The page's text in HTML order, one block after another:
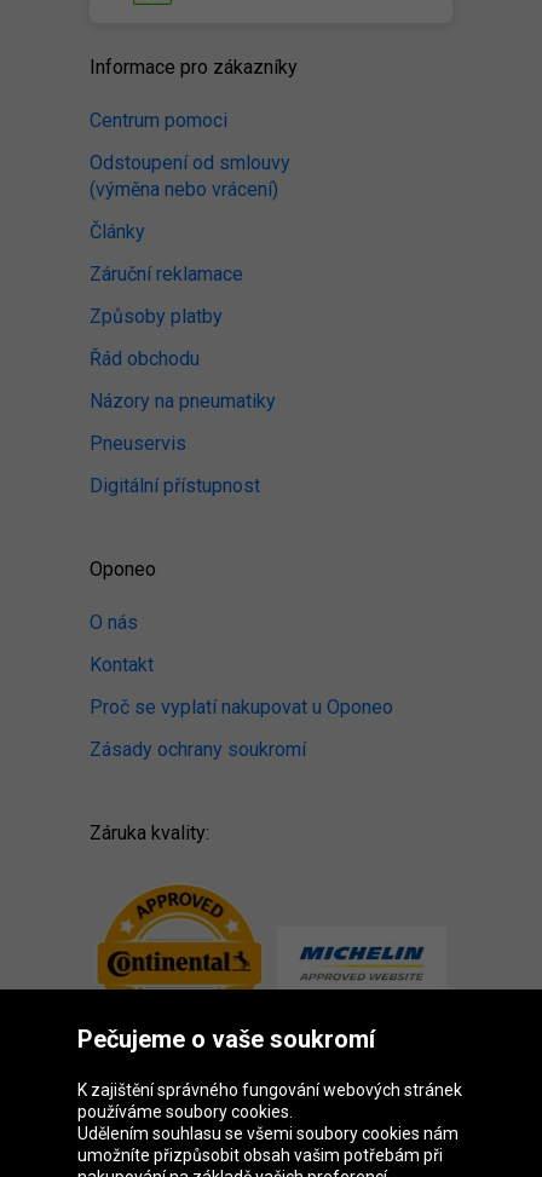
Informace pro zákazníky
Centrum pomoci
Odstoupení od smlouvy
(výměna nebo vrácení)
Články
Záruční reklamace
Způsoby platby
Řád obchodu
Názory na pneumatiky
Pneuservis
Digitální přístupnost
Oponeo
O nás
Kontakt
Proč se vyplatí nakupovat u Oponeo
Zásady ochrany soukromí
Záruka kvality:
Skupina Oponeo
Pečujeme o vaše soukromí
K zajištění správného fungování webových stránek
používáme soubory cookies.
Udělením souhlasu se všemi soubory cookies nám
umožníte přizpůsobit obsah vašim potřebám při